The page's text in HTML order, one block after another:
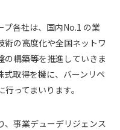
プ各社は、国内No.1 の業
術の高度化や全国ネットワ
の構築等を推進していきま
取得を機に、バーンリペ
ってまいります。
、事業デューデリジェンス